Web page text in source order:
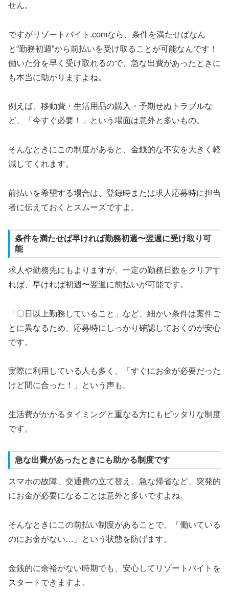
せん。
ですがリゾートバイト.comなら、条件を満たせばなん
と“勤務初週”から前払いを受け取ることが可能なんです！
働いた分を早く受け取れるので、急な出費があったときに
も本当に助かりますよね。
例えば、移動費・生活用品の購入・予期せぬトラブルな
ど、「今すぐ必要！」という場面は意外と多いもの。
そんなときにこの制度があると、金銭的な不安を大きく軽
減してくれます。
前払いを希望する場合は、登録時または求人応募時に担当
者に伝えておくとスムーズですよ。
条件を満たせば早ければ勤務初週〜翌週に受け取り可
能
求人や勤務先にもよりますが、一定の勤務日数をクリアす
れば、早ければ初週〜翌週に前払いが可能です。
「〇日以上勤務していること」など、細かい条件は案件ご
とに異なるため、応募時にしっかり確認しておくのが安心
です。
実際に利用している人も多く、「すぐにお金が必要だった
けど間に合った！」という声も。
生活費がかかるタイミングと重なる方にもピッタリな制度
です。
急な出費があったときにも助かる制度です
スマホの故障、交通費の立て替え、急な帰省など、突発的
にお金が必要になることは意外と多いですよね。
そんなときにこの前払い制度があることで、「働いている
のにお金がない…」という状態を防げます。
金銭的に余裕がない時期でも、安心してリゾートバイトを
スタートできますよ。